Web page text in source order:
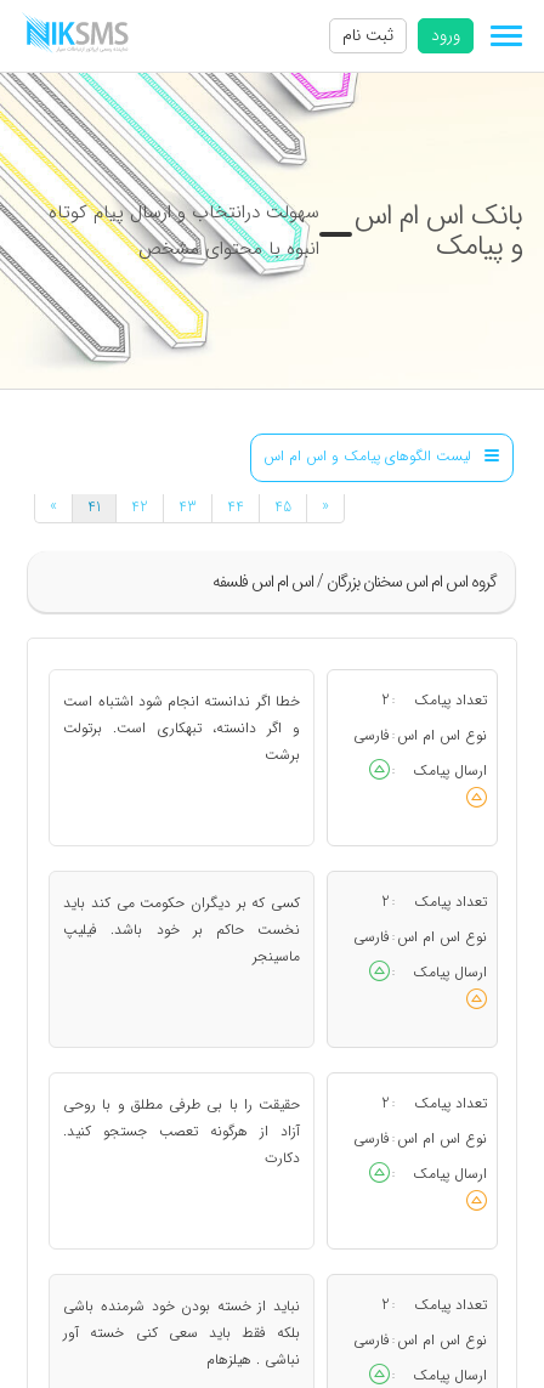
ورود ثبت نام
بانک اس ام اس
و پیامک
سهولت درانتخاب و ارسال پیام کوتاه
انبوه با محتوای مشخص
لیست الگوهای پیامک و اس ام اس
گروه اس ام اس سخنان بزرگان / اس ام اس فلسفه
» 41 42 43 44 45 «
تعداد پیامک :
2
نوع اس ام اس : فارسی
ارسال پیامک
:
خطا اگر ندانسته انجام شود اشتباه است
و اگر دانسته، تبهکاری است. برتولت
برشت
تعداد پیامک :
2
نوع اس ام اس : فارسی
ارسال پیامک
:
کسی که بر دیگران حکومت می کند باید
نخست حاکم بر خود باشد. فیلیپ
ماسینجر
تعداد پیامک :
2
نوع اس ام اس : فارسی
ارسال پیامک
:
حقیقت را با بی طرفی مطلق و با روحی
آزاد از هرگونه تعصب جستجو کنید.
دکارت
تعداد پیامک :
2
نوع اس ام اس : فارسی
ارسال پیامک
:
نباید از خسته بودن خود شرمنده باشی
بلکه فقط باید سعی کنی خسته آور
نباشی . هیلزهام